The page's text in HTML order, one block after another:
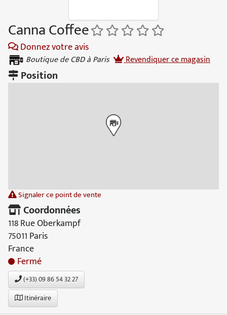
Canna Coffee
Donnez votre avis
Boutique de CBD à Paris Revendiquer ce magasin
Position
Signaler ce point de vente
Coordonnées
118 Rue Oberkampf
75011 Paris
France
Fermé
(+33) 09 86 54 32 27
Itinéraire